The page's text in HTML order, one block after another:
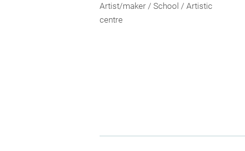
Artist/maker / School / Artistic
centre